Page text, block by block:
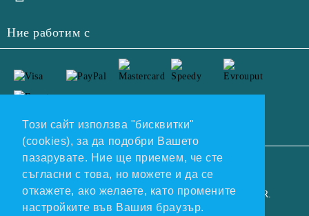
Този сайт използва "бисквитки"
(cookies), за да подобри Вашето
пазарувате. Ние ще приемем, че сте
съгласни с това, но можете и да се
откажете, ако желаете, като промените
настройките във Вашия браузър.
Ние работим с
Нашият онлайн магазин е 100% съобразен с GDPR.